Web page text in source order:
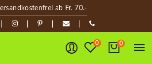
ab Fr. 70.-
0 0